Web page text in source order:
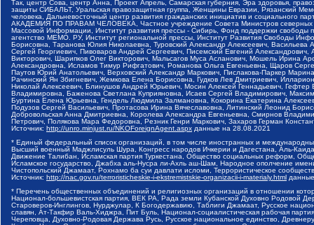
Так, центр Сова, центр Анна, Проект Апрель, Самарская губерния, Эра здоровья,
защиты СИБАЛЬТ, Уральская правозащитная группа, Женщины Евразии, Рязанский
человека, Дальневосточный центр развития гражданских инициатив и социального
АКАДЕМИЯ ПО ПРАВАМ ЧЕЛОВЕКА, Частное учреждение Совета Министров северных
Массовой Информации, Институт развития прессы - Сибирь, Фонд поддержки
агентство МЕМО. РУ, Институт региональной прессы, Институт Развития Свободы
Борисовна, Таранова Юлия Николаевна, Туровский Александр Алексеевич,
Сергей Георгиевич, Пивоваров Андрей Сергеевич, Писемский Евгений
Викторович, Шарипков Олег Викторович, Мальсагов Муса Асланович, Мошель Ирина
Александровна, Исламов Тимур Рифгатович, Романова Ольга Евгеньевна, Щаров
Паутов Юрий Анатольевич, Верховский Александр Маркович, Пислакова-Паркер
Рачинский Ян Збигневич, Жемкова Елена Борисовна, Гудков Лев Дмитриевич,
Николай Алексеевич, Блинушов Андрей Юрьевич, Мосин Алексей Геннадьевич,
Владимировна, Баженова Светлана Куприяновна, Исаев Сергей Владимирович,
Буртина Елена Юрьевна, Гендель Людмила Залмановна, Кокорина Екатерина
Подузов Сергей Васильевич, Протасова Ирина Вячеславовна, Литинский Леонид
Добровольская Анна Дмитриевна, Королева Александра Евгеньевна, Смирнов
Петрович, Полякова Мара Федоровна, Резник Генри Маркович, Захаров Герман
Источник: http://unro.minjust.ru/NKOForeignAgent.aspx данные на 28.08.2021
* Единый федеральный список организаций, в том числе иностранных и
Высший военный Маджлисуль Шура, Конгресс народов Ичкерии и Дагестана, Аль-
Движение Талибан, Исламская партия Туркестана, Общество социальных реформ,
Исламское государство, Джабха аль-Нусра ли-Ахль аш-Шам, Народное ополчение
Чистопольский Джамаат, Рохнамо ба суи давлати исломи, Террористическое
Источник: http://nac.gov.ru/terroristicheskie-i-ekstremistskie-organizacii-i-materialy.html
* Перечень общественных объединений и религиозных организаций в отношении
Национал-большевистская партия, ВЕК РА, Рада земли Кубанской Духовно Родовой
Староверов-Инглингов, Нурджулар, К Богодержавию, Таблиги Джамаат, Русское
славян, Ат-Такфир Валь-Хиджра, Пит Буль, Национал-социалистическая рабочая
Череповца, Духовно-Родовая Держава Русь, Русское национальное единство,